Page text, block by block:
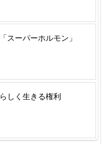
スーパーホルモン」
しく生きる権利